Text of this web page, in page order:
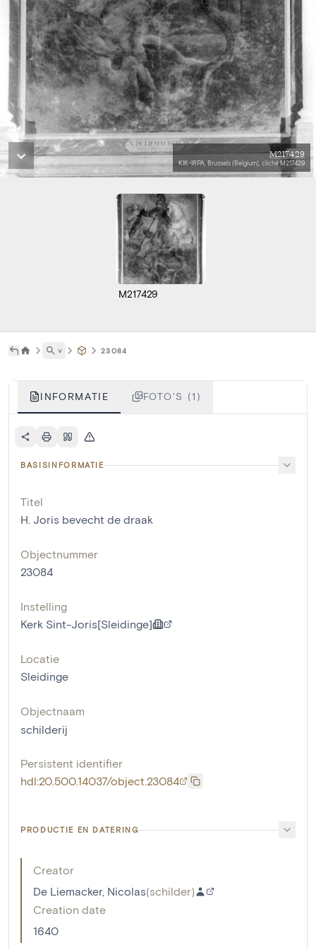
M217429
KIK-IRPA, Brussels (Belgium), cliché M217429
M217429
˅ 23084
INFORMATIE FOTO'S (1)
BASISINFORMATIE
Titel
H. Joris bevecht de draak
Objectnummer
23084
Instelling
Kerk Sint-Joris[Sleidinge]
Locatie
Sleidinge
Objectnaam
schilderij
Persistent identifier
hdl:20.500.14037/object.23084
PRODUCTIE EN DATERING
Creator
De Liemacker, Nicolas(schilder)
Creation date
1640